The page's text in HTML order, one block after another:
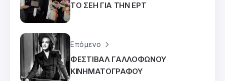
ΤΟ ΣΕΗ ΓΙΑ ΤΗΝ ΕΡΤ
Επόμενο
ΦΕΣΤΙΒΑΛ ΓΑΛΛΟΦΩΝΟΥ
ΚΙΝΗΜΑΤΟΓΡΑΦΟΥ